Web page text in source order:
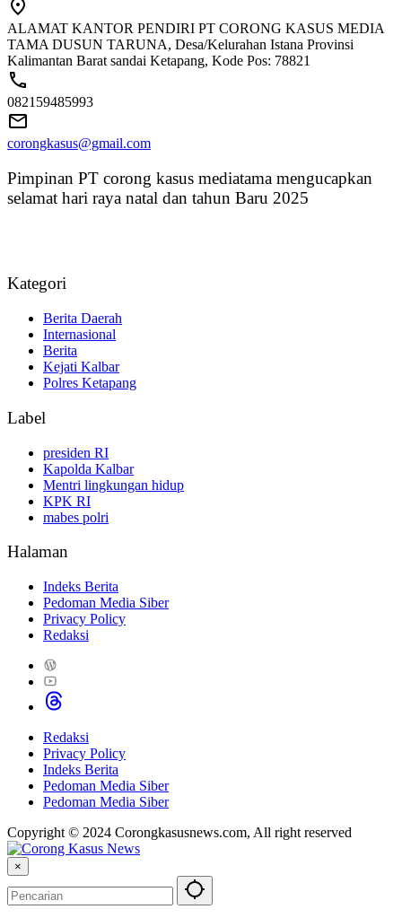
ALAMAT KANTOR PENDIRI PT CORONG KASUS MEDIA
TAMA DUSUN TARUNA, Desa/Kelurahan Istana Provinsi
Kalimantan Barat sandai Ketapang, Kode Pos: 78821
082159485993
corongkasus@gmail.com
Pimpinan PT corong kasus mediatama mengucapkan
selamat hari raya natal dan tahun Baru 2025
Kategori
Berita Daerah
Internasional
Berita
Kejati Kalbar
Polres Ketapang
Label
presiden RI
Kapolda Kalbar
Mentri lingkungan hidup
KPK RI
mabes polri
Halaman
Indeks Berita
Pedoman Media Siber
Privacy Policy
Redaksi
Redaksi
Privacy Policy
Indeks Berita
Pedoman Media Siber
Pedoman Media Siber
Copyright © 2024 Corongkasusnews.com, All right reserved
×